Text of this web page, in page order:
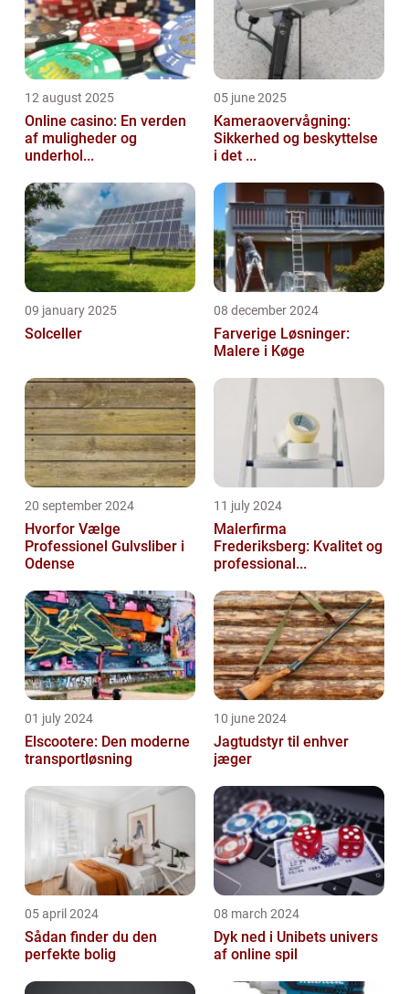
12 august 2025
Online casino: En verden
af muligheder og
underhol...
05 june 2025
Kameraovervågning:
Sikkerhed og beskyttelse
i det ...
09 january 2025
Solceller
08 december 2024
Farverige Løsninger:
Malere i Køge
20 september 2024
Hvorfor Vælge
Professionel Gulvsliber i
Odense
11 july 2024
Malerfirma
Frederiksberg: Kvalitet og
professional...
01 july 2024
Elscootere: Den moderne
transportløsning
10 june 2024
Jagtudstyr til enhver
jæger
05 april 2024
Sådan finder du den
perfekte bolig
08 march 2024
Dyk ned i Unibets univers
af online spil